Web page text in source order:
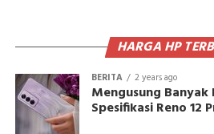
HARGA HP
BERITA 2 years ago
Mengusung
Spesifikasi Reno 12